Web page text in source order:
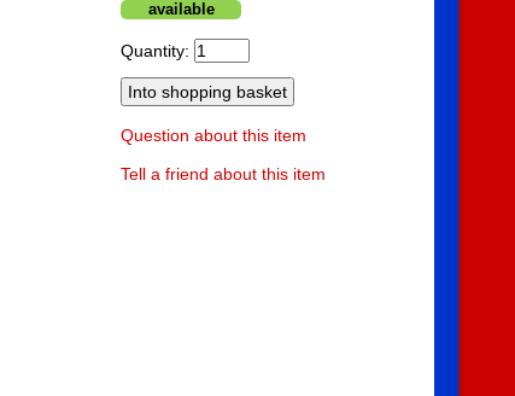
available
Quantity:
Question about this item
Tell a friend about this item